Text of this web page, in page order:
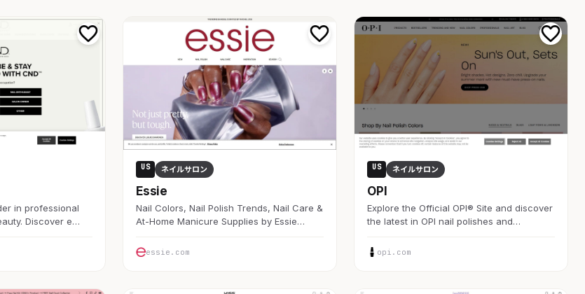
in professional
Discover e…
US ネイルサロン
Essie
Nail Colors, Nail Polish Trends, Nail Care &
At-Home Manicure Supplies by Essie…
essie.com
US ネイルサロン
OPI
Explore the Official OPI® Site and discover
the latest in OPI nail polishes and…
opi.com